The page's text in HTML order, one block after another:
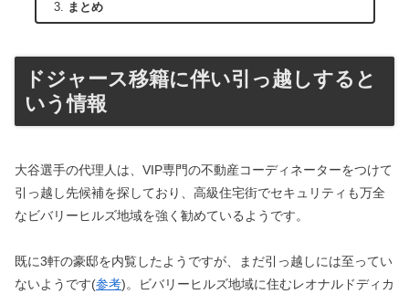
まとめ
ドジャース移籍に伴い引っ越しすると
いう情報
大谷選手の代理人は、VIP専門の不動産コーディネーターをつけて
引っ越し先候補を探しており、高級住宅街でセキュリティも万全
なビバリーヒルズ地域を強く勧めているようです。
既に3軒の豪邸を内覧したようですが、まだ引っ越しには至ってい
ないようです(参考)。ビバリーヒルズ地域に住むレオナルドディカ